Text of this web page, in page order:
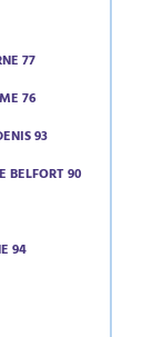
77
76
93
BELFORT 90
94